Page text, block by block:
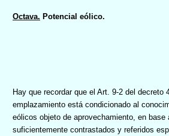
Octava. Potencial eólico.
Hay que recordar que el Art. 9-2 del decreto
emplazamiento está condicionado al
eólicos objeto de aprovechamiento, en base
suficientemente contrastados y referidos